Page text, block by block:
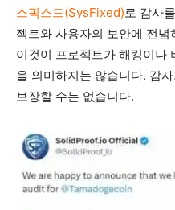
스픽스드(SysFixed)로 감사
젝트와 사용자의 보안에 전
이것이 프로젝트가 해킹이나
을 의미하지는 않습니다. 감
보장할 수는 없습니다.